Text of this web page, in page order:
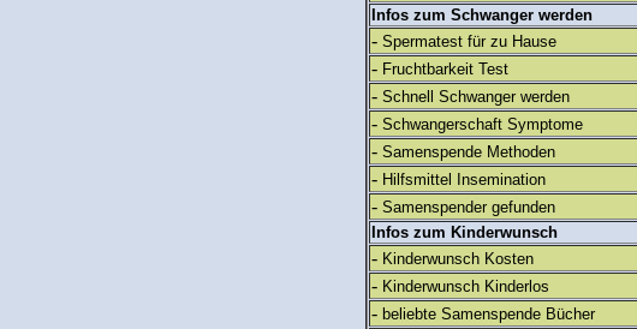
Infos zum Schwanger werden
- Spermatest für zu Hause
- Fruchtbarkeit Test
- Schnell Schwanger werden
- Schwangerschaft Symptome
- Samenspende Methoden
- Hilfsmittel Insemination
- Samenspender gefunden
Infos zum Kinderwunsch
- Kinderwunsch Kosten
- Kinderwunsch Kinderlos
- beliebte Samenspende Bücher